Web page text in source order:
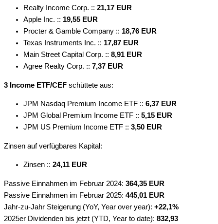
Realty Income Corp. :: 21,17 EUR
Apple Inc. :: 19,55 EUR
Procter & Gamble Company :: 18,76 EUR
Texas Instruments Inc. :: 17,87 EUR
Main Street Capital Corp. :: 8,91 EUR
Agree Realty Corp. :: 7,37 EUR
3 Income ETF/CEF schüttete aus:
JPM Nasdaq Premium Income ETF :: 6,37 EUR
JPM Global Premium Income ETF :: 5,15 EUR
JPM US Premium Income ETF :: 3,50 EUR
Zinsen auf verfügbares Kapital:
Zinsen :: 24,11 EUR
Passive Einnahmen im Februar 2024: 364,35 EUR
Passive Einnahmen im Februar 2025: 445,01 EUR
Jahr-zu-Jahr Steigerung (YoY, Year over year): +22,1%
2025er Dividenden bis jetzt (YTD, Year to date): 832,93